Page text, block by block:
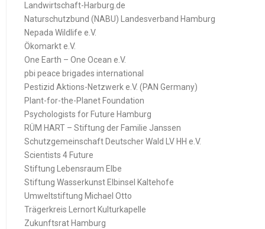
Landwirtschaft-Harburg.de
Naturschutzbund (NABU) Landesverband Hamburg
Nepada Wildlife e.V.
Ökomarkt e.V.
One Earth – One Ocean e.V.
pbi peace brigades international
Pestizid Aktions-Netzwerk e.V. (PAN Germany)
Plant-for-the-Planet Foundation
Psychologists for Future Hamburg
RÜM HART – Stiftung der Familie Janssen
Schutzgemeinschaft Deutscher Wald LV HH e.V.
Scientists 4 Future
Stiftung Lebensraum Elbe
Stiftung Wasserkunst Elbinsel Kaltehofe
Umweltstiftung Michael Otto
Trägerkreis Lernort Kulturkapelle
Zukunftsrat Hamburg